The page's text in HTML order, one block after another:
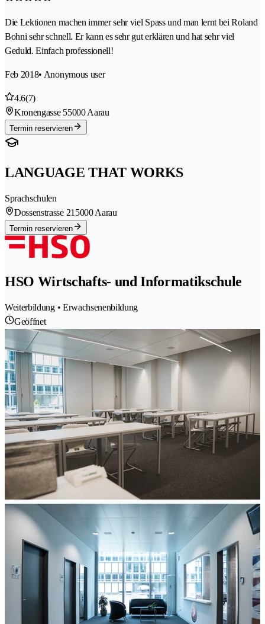
Die Lektionen machen immer sehr viel Spass und man lernt bei Roland
Bohni sehr schnell. Er kann es sehr gut erklären und hat sehr viel
Geduld. Einfach professionell!
Feb 2018• Anonymous user
4.6(7)
Kronengasse 55000 Aarau
Termin reservieren
LANGUAGE THAT WORKS
Sprachschulen
Dossenstrasse 21 5000 Aarau
Termin reservieren
HSO Wirtschafts- und Informatikschule
Weiterbildung • Erwachsenenbildung
Geöffnet